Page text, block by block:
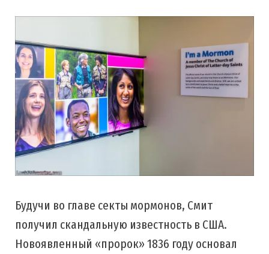
Будучи во главе секты мормонов, Смит
получил скандальную известность в США.
Новоявленный «пророк» 1836 году основал